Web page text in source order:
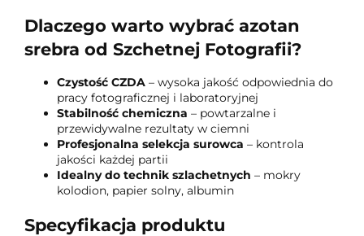
Dlaczego warto wybrać azotan
srebra od Szchetnej Fotografii?
Czystość CZDA – wysoka jakość odpowiednia do
pracy fotograficznej i laboratoryjnej
Stabilność chemiczna – powtarzalne i
przewidywalne rezultaty w ciemni
Profesjonalna selekcja surowca – kontrola
jakości każdej partii
Idealny do technik szlachetnych – mokry
kolodion, papier solny, albumin
Specyfikacja produktu